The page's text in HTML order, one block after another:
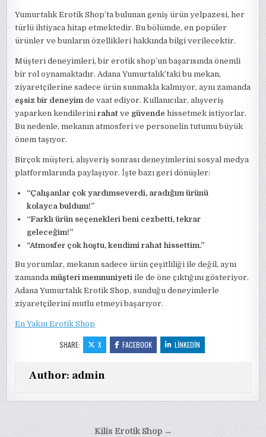
Yumurtalık Erotik Shop’ta bulunan geniş ürün yelpazesi, her
türlü ihtiyaca hitap etmektedir. Bu bölümde, en popüler
ürünler ve bunların özellikleri hakkında bilgi verilecektir.
Müşteri deneyimleri, bir erotik shop’un başarısında önemli
bir rol oynamaktadır. Adana Yumurtalık’taki bu mekan,
ziyaretçilerine sadece ürün sunmakla kalmıyor, aynı zamanda
eşsiz bir deneyimde vaat ediyor. Kullanıcılar, alışveriş
yaparken kendilerinirahat ve güvende hissetmek istiyorlar.
Bu nedenle, mekanın atmosferi ve personelin tutumu büyük
önem taşıyor.
Birçok müşteri, alışveriş sonrası deneyimlerini sosyal medya
platformlarında paylaşıyor. İşte bazı geri dönüşler:
“Çalışanlar çok yardımseverdi, aradığım ürünü
kolayca buldum!”
“Farklı ürün seçenekleri beni cezbetti, tekrar
geleceğim!”
“Atmosfer çok hoştu, kendimi rahat hissettim.”
Bu yorumlar, mekanın sadece ürün çeşitliliği ile değil, aynı
zamandamüşteri memnuniyeti ile de öne çıktığını gösteriyor.
Adana Yumurtalık Erotik Shop, sunduğu deneyimlerle
ziyaretçilerini mutlu etmeyi başarıyor.
En Yakın Erotik Shop
SHARE: X FACEBOOK LINKEDIN
Author: admin
Kilis Erotik Shop →